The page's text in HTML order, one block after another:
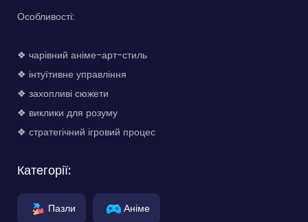
Особливості:
❖ чарівний аніме-арт-стиль
❖ інтуїтивне управління
❖ захопливі сюжети
❖ виклики для розуму
❖ стратегічний ігровий процес
Категорії:
Пазли Аніме